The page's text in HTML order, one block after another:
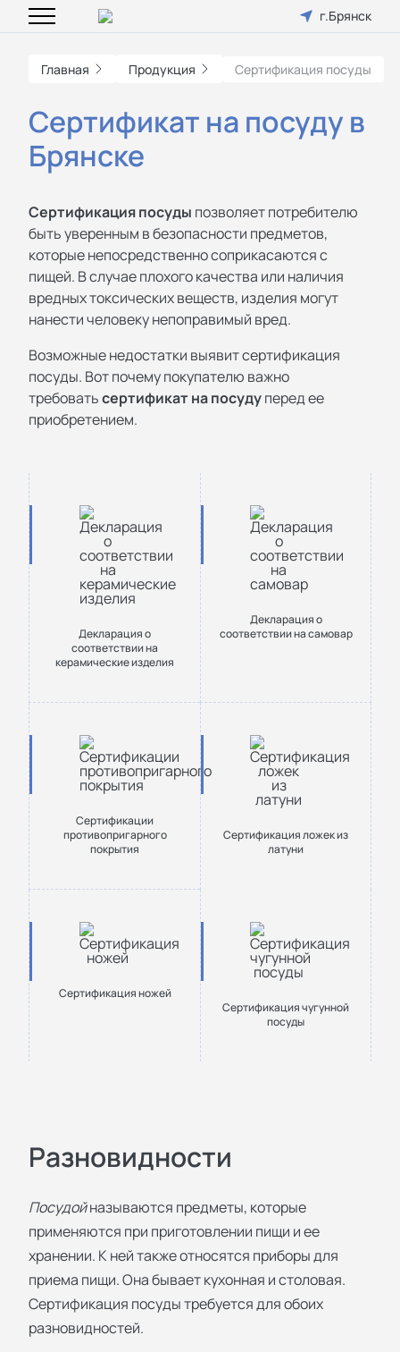
г.Брянск
Главная Продукция Сертификация посуды
Сертификат на посуду в
Брянске
Сертификация посуды позволяет потребителю
быть уверенным в безопасности предметов,
которые непосредственно соприкасаются с
пищей. В случае плохого качества или наличия
вредных токсических веществ, изделия могут
нанести человеку непоправимый вред.
Возможные недостатки выявит сертификация
посуды. Вот почему покупателю важно
требоватьсертификат на посудуперед ее
приобретением.
Декларация о
соответствии на
керамические изделия
Декларация о
соответствии на самовар
Сертификации
противопригарного
покрытия
Сертификация ложек из
латуни
Сертификация ножей
Сертификация чугунной
посуды
Разновидности
Посудойназываются предметы, которые
применяются при приготовлении пищи и ее
хранении. К ней также относятся приборы для
приема пищи. Она бывает кухонная и столовая.
Сертификация посуды требуется для обоих
разновидностей.